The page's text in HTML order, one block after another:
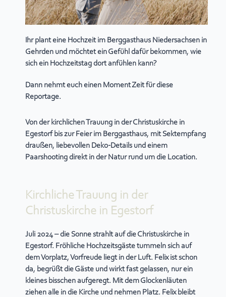
Ihr plant eine Hochzeit im Berggasthaus Niedersachsen in
Gehrden und möchtet ein Gefühl dafür bekommen, wie
sich ein Hochzeitstag dort anfühlen kann?
Dann nehmt euch einen Moment Zeit für diese
Reportage.
Von der kirchlichen Trauung in der Christuskirche in
Egestorfbis zur Feier im Berggasthaus, mit Sektempfang
draußen, liebevollen Deko-Details und einem
Paarshooting direkt in der Natur rund um die Location.
Kirchliche Trauung in der
Christuskirche in Egestorf
Juli 2024 – die Sonne strahlt auf die Christuskirche in
Egestorf. Fröhliche Hochzeitsgäste tummeln sich auf
dem Vorplatz, Vorfreude liegt in der Luft. Felix ist schon
da, begrüßt die Gäste und wirkt fast gelassen, nur ein
kleines bisschen aufgeregt. Mit dem Glockenläuten
ziehen alle in die Kirche und nehmen Platz. Felix bleibt